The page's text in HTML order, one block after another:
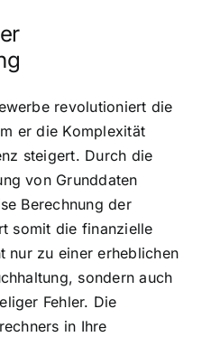
revolutioniert die
er die Komplexität
steigert. Durch die
von Grunddaten
Berechnung der
somit die finanzielle
nur zu einer erheblichen
sondern auch
Fehler. Die
in Ihre